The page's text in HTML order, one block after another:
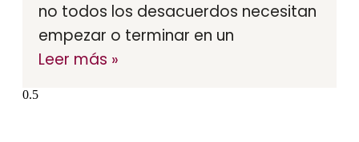
no todos los desacuerdos necesitan
empezar o terminar en un
Leer más »